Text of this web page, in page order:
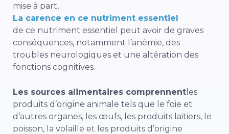
mise à part,
La carence en ce nutriment essentiel
de ce nutriment essentiel peut avoir de graves
conséquences, notamment l’anémie, des
troubles neurologiques et une altération des
fonctions cognitives.
Les sources alimentaires comprennent les
produits d’origine animale tels que le foie et
d’autres organes, les œufs, les produits laitiers, le
poisson, la volaille et les produits d’origine